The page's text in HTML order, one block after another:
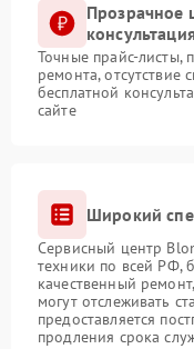
Прозрачное
Точные прайс-листы,
ремонта, отсутствие
бесплатной
сайте
Широкий
Сервисный центр
техники по всей РФ,
качественный
могут отслеживать
предоставляется
продления срока